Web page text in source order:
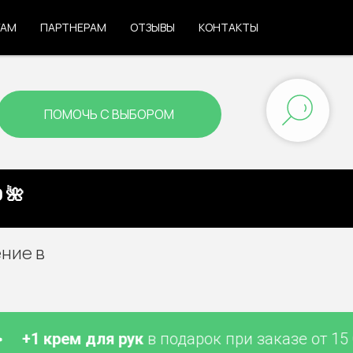
ПОМОЧЬ С ВЫБОРОМ
ПАРТНЕРАМ ОТЗЫВЫ КОНТАКТЫ
🌺
в
крем для рукв подарок при заказе от 15 000